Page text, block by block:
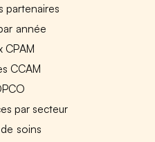
partenaires
année
CPAM
CCAM
par secteur
soins